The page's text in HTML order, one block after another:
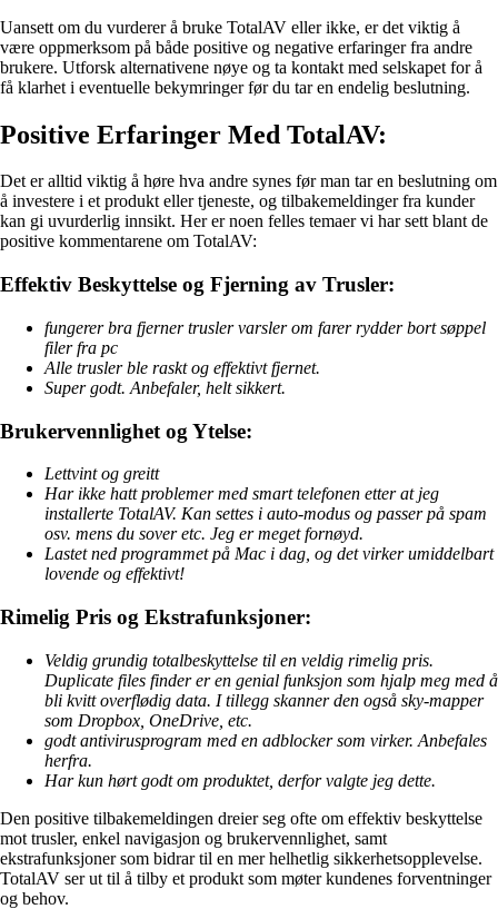
Uansett om du vurderer å bruke TotalAV eller ikke, er det viktig å
være oppmerksom på både positive og negative erfaringer fra andre
brukere. Utforsk alternativene nøye og ta kontakt med selskapet for å
få klarhet i eventuelle bekymringer før du tar en endelig beslutning.
Positive Erfaringer Med TotalAV:
Det er alltid viktig å høre hva andre synes før man tar en beslutning om
å investere i et produkt eller tjeneste, og tilbakemeldinger fra kunder
kan gi uvurderlig innsikt. Her er noen felles temaer vi har sett blant de
positive kommentarene om TotalAV:
Effektiv Beskyttelse og Fjerning av Trusler:
fungerer bra fjerner trusler varsler om farer rydder bort søppel
filer fra pc
Alle trusler ble raskt og effektivt fjernet.
Super godt. Anbefaler, helt sikkert.
Brukervennlighet og Ytelse:
Lettvint og greitt
Har ikke hatt problemer med smart telefonen etter at jeg
installerte TotalAV. Kan settes i auto-modus og passer på spam
osv. mens du sover etc. Jeg er meget fornøyd.
Lastet ned programmet på Mac i dag, og det virker umiddelbart
lovende og effektivt!
Rimelig Pris og Ekstrafunksjoner:
Veldig grundig totalbeskyttelse til en veldig rimelig pris.
Duplicate files finder er en genial funksjon som hjalp meg med å
bli kvitt overflødig data. I tillegg skanner den også sky-mapper
som Dropbox, OneDrive, etc.
godt antivirusprogram med en adblocker som virker. Anbefales
herfra.
Har kun hørt godt om produktet, derfor valgte jeg dette.
Den positive tilbakemeldingen dreier seg ofte om effektiv beskyttelse
mot trusler, enkel navigasjon og brukervennlighet, samt
ekstrafunksjoner som bidrar til en mer helhetlig sikkerhetsopplevelse.
TotalAV ser ut til å tilby et produkt som møter kundenes forventninger
og behov.